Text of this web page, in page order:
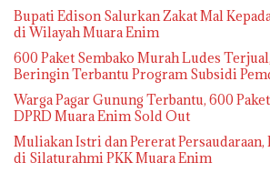
Bupati Edison Salurkan Zakat Mal
di Wilayah Muara Enim
600 Paket Sembako Murah Ludes
Beringin Terbantu Program Subsidi
Warga Pagar Gunung Terbantu, 600
DPRD Muara Enim Sold Out
Muliakan Istri dan Pererat Persaudaraan,
di Silaturahmi PKK Muara Enim